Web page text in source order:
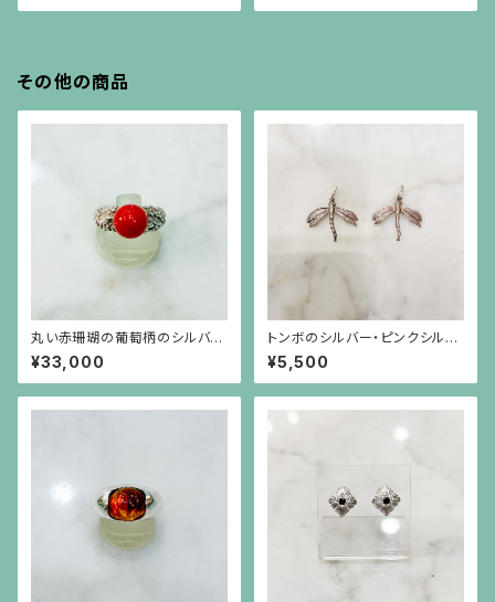
その他の商品
丸い赤珊瑚の葡萄柄のシルバー
台リング
¥33,000
トンボのシルバー・ピンクシルバ
ーチャーム
¥5,500